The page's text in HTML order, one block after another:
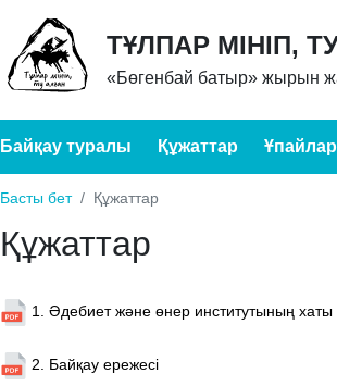
ТҰЛПАР МІНІП,
«Бөгенбай батыр» жырын
Байқау туралы Құжаттар Ұпайлар
Басты бет Құжаттар
Құжаттар
1. Әдебиет және өнер институтының хаты
2. Байқау ережесі